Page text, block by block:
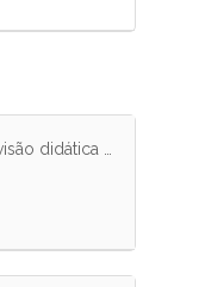
Apresentação da divisão didática dos sistemas resistentes horizontais mistos e híbridos. Lajes de concreto, Slimdeck, Slimfloor, lajes mistas com steel deck e vigas mistas.